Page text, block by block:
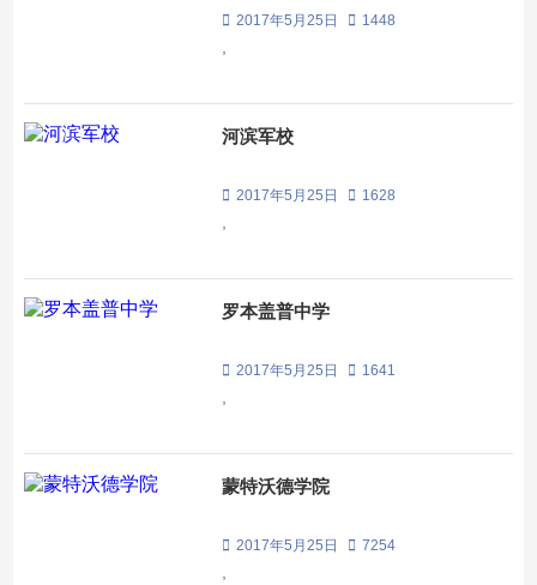
2017年5月25日 1448
河滨军校
2017年5月25日 1628
罗本盖普中学
2017年5月25日 1641
蒙特沃德学院
2017年5月25日 7254